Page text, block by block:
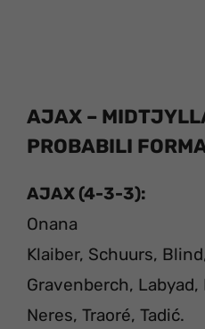
AJAX –
PROBABILI
AJAX (4-3-3):
Onana
Klaiber, Schuurs,
Gravenberch,
Neres, Traoré, Tadić.